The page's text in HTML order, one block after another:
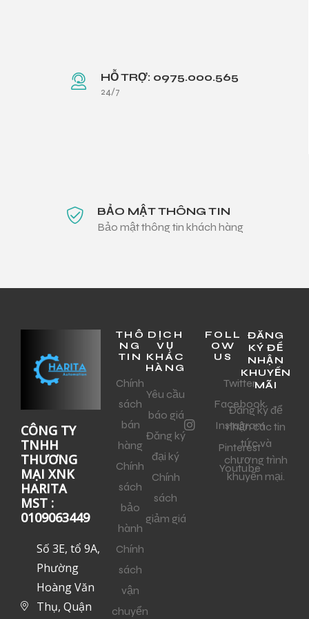
HỖ TRỢ: 0975.000.565
24/7
BẢO MẬT THÔNG TIN
Bảo mật thông tin khách hàng
CÔNG TY
TNHH
THƯƠNG
MẠI XNK
HARITA
MST :
0109063449
Số 3E, tổ 9A,
Phường
Hoàng Văn
Thụ, Quận
THÔ
NG
TIN
Chính
sách
bán
hàng
Chính
sách
bảo
hành
Chính
sách
vận
chuyển
DỊCH
VỤ
KHÁC
HÀNG
Yêu cầu
báo giá
Đăng ký
đại ký
Chính
sách
giảm giá
FOLL
OW
US
Twitter
Facebook
Instagram
Pinterest
Youtube
ĐĂNG
KÝ ĐỂ
NHẬN
KHUYẾN
MÃI
Đăng ký để
nhận các tin
tức và
chương trình
khuyến mại.